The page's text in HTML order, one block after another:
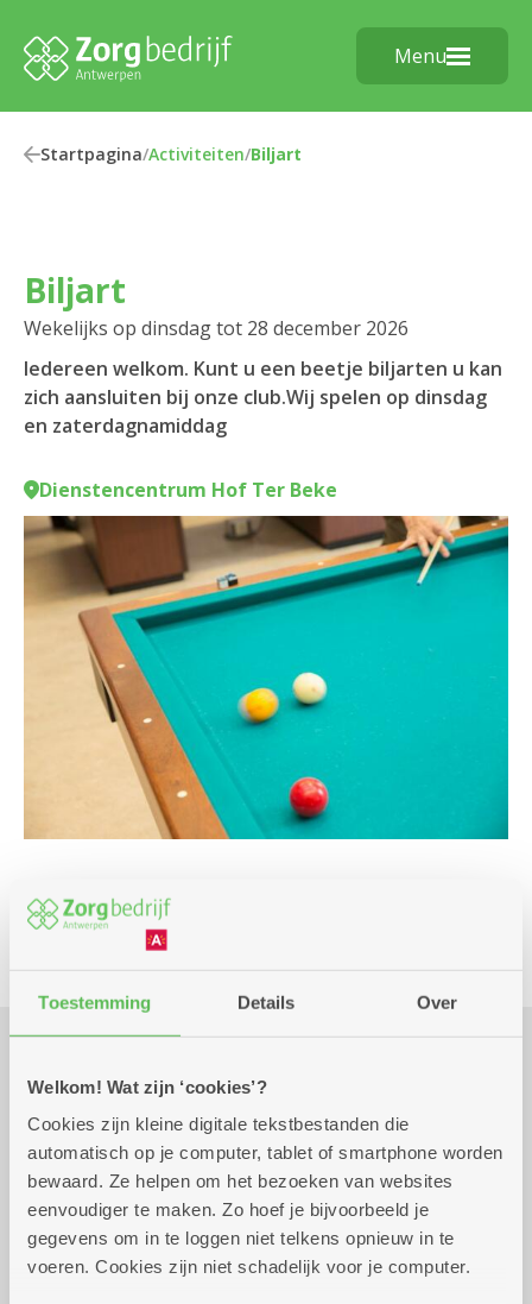
Toestemming Details Over
Welkom! Wat zijn ‘cookies’?
Cookies zijn kleine digitale tekstbestanden die
automatisch op je computer, tablet of smartphone worden
bewaard. Ze helpen om het bezoeken van websites
eenvoudiger te maken. Zo hoef je bijvoorbeeld je
gegevens om in te loggen niet telkens opnieuw in te
voeren. Cookies zijn niet schadelijk voor je computer.
Menu
Startpagina/Activiteiten/Biljart
Biljart
Wekelijks op dinsdag tot 28 december 2026
Iedereen welkom. Kunt u een beetje biljarten u kan
zich aansluiten bij onze club.Wij spelen op dinsdag
en zaterdagnamiddag
Dienstencentrum Hof Ter Beke
Spel
Praktisch
Wekelijks op dinsdag tot 28
december 2026
14.00 uur tot
16.00 uur
In clubverband